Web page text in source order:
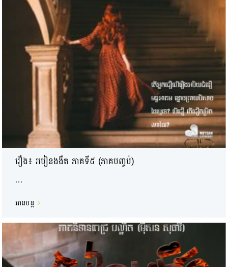
រឿង៖ របៀនងងឹត ភាគទី៥ (ភាគបញ្ចប់)
...
អានបន្ត